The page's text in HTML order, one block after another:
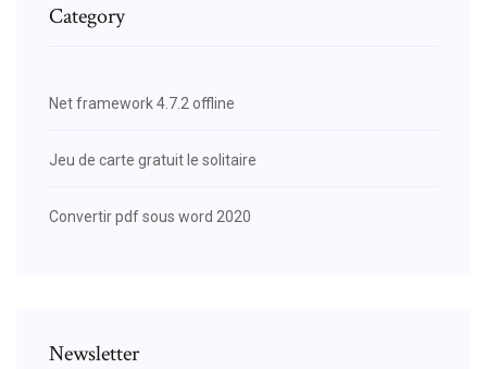
Category
Net framework 4.7.2 offline
Jeu de carte gratuit le solitaire
Convertir pdf sous word 2020
Newsletter